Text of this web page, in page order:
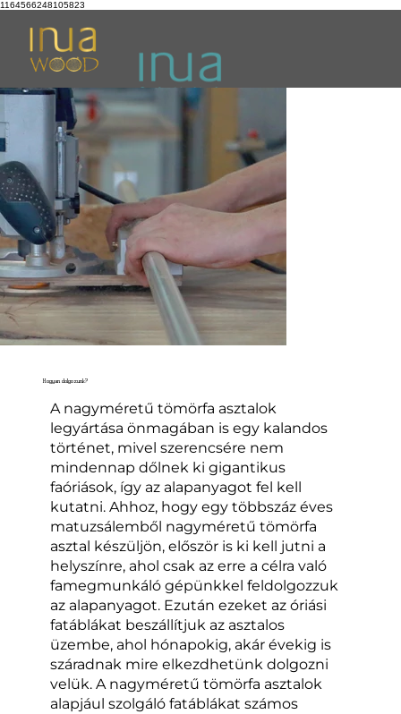
1164566248105823
Hogyan dolgozunk?
A nagyméretű tömörfa asztalok
legyártása önmagában is egy kalandos
történet, mivel szerencsére nem
mindennap dőlnek ki gigantikus
faóriások, így az alapanyagot fel kell
kutatni. Ahhoz, hogy egy többszáz éves
matuzsálemből nagyméretű tömörfa
asztal készüljön, először is ki kell jutni a
helyszínre, ahol csak az erre a célra való
famegmunkáló gépünkkel feldolgozzuk
az alapanyagot. Ezután ezeket az óriási
fatáblákat beszállítjuk az asztalos
üzembe, ahol hónapokig, akár évekig is
száradnak mire elkezdhetünk dolgozni
velük. A nagyméretű tömörfa asztalok
alapjául szolgáló fatáblákat számos